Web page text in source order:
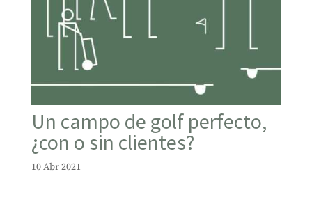
Un campo de golf perfecto,
¿con o sin clientes?
10 Abr 2021